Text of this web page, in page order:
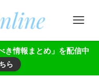
き情報まとめ」を配信中
ら